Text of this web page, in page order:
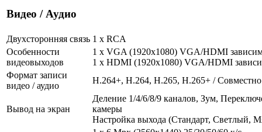
Видео / Аудио
Двухсторонняя связь 1 x RCA
Особенности
видеовыходов
1 x VGA (1920x1080) VGA/HDMI
1 x HDMI (1920x1080) VGA/HDMI
Формат записи
видео / аудио
H.264+, H.264, Н.265, Н.265+ /
Вывод на экран
Деление 1/4/6/8/9 каналов, Зум,
камеры
Настройка выхода (Стандарт, Светлый,